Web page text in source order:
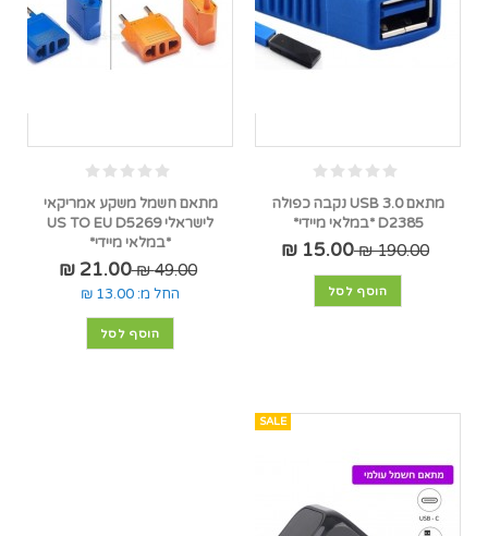
מתאם USB 3.0 נקבה כפולה
D2385 *במלאי מיידי*
190.00 ₪
15.00 ₪
הוסף לסל
מתאם חשמל משקע אמריקאי
לישראלי US TO EU D5269
*במלאי מיידי*
49.00 ₪
21.00 ₪
החל מ: 13.00 ₪
הוסף לסל
SALE